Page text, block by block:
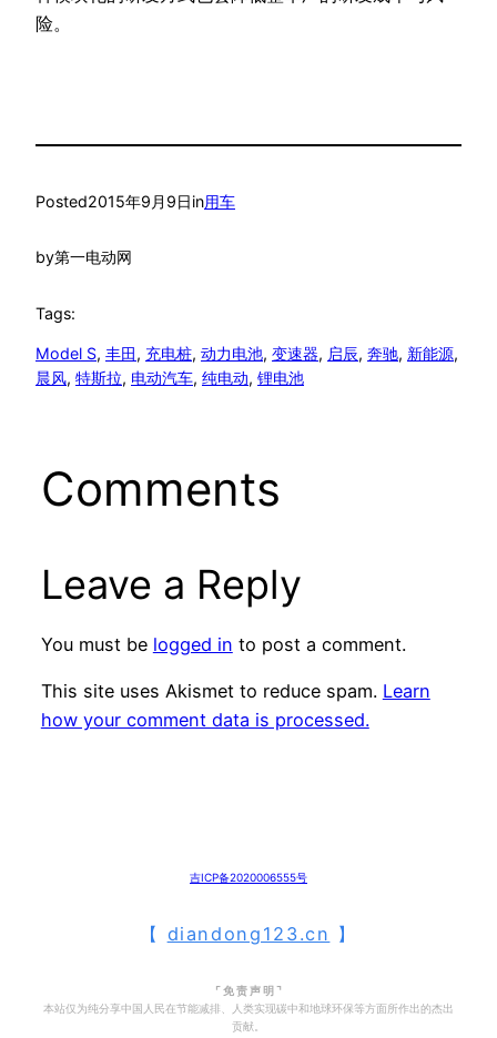
险。
Posted2015年9月9日in用车
by第一电动网
Tags:
Model S, 丰田, 充电桩, 动力电池, 变速器, 启辰, 奔驰, 新能源
晨风, 特斯拉, 电动汽车, 纯电动, 锂电池
Comments
Leave a Reply
You must be logged in to post a comment.
This site uses Akismet to reduce spam. Learn
how your comment data is processed.
吉ICP备2020006555号
【 diandong123.cn 】
⌜ 免 责 声 明 ⌝
本站仅为纯分享中国人民在节能减排、人类实现碳中和地球环保等方面所作出的杰出
贡献。